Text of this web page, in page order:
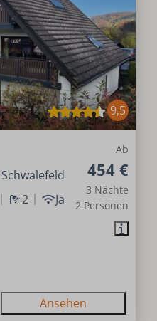
9,5
Ab
454 €
3 Nächte
2 Personen
2
Ja
Ansehen